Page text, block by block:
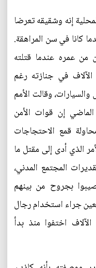
إنه وشقيقه تعرضا
كانا في سن المراهقة.
من عمره عندما قتلته
2016 وشارك الآلاف في جنازته رغم
وقالت الأمم
إن قوات الأمن
قمع الاحتجاجات
في كشمير منذ 2016 الأمر الذي أدى إلى مقتل ما
لتقديرات المجتمع المدني،
بجروح من بينهم
في العين جراء استخدام رجال
اختفوا منذ بدأ